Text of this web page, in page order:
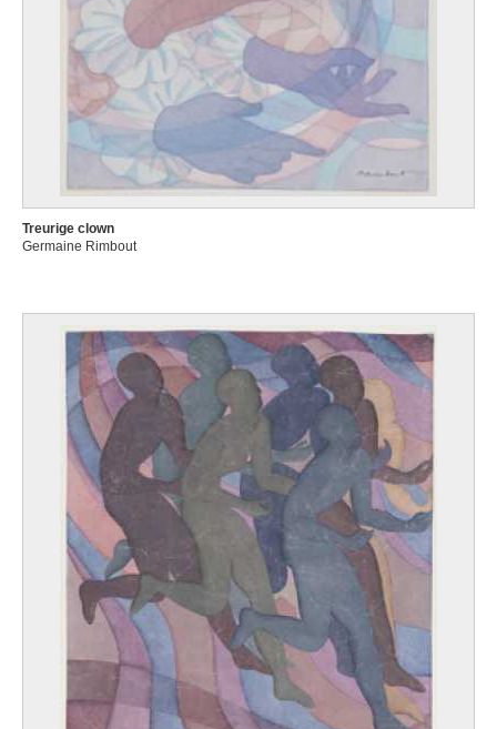
Treurige clown
Germaine Rimbout